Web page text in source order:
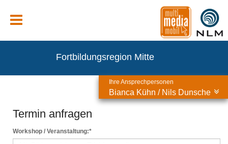
Fortbildungsregion Mitte
Termin anfragen
Workshop / Veranstaltung:*
Ihre Ansprechpersonen
Bianca Kühn / Nils Dunsche